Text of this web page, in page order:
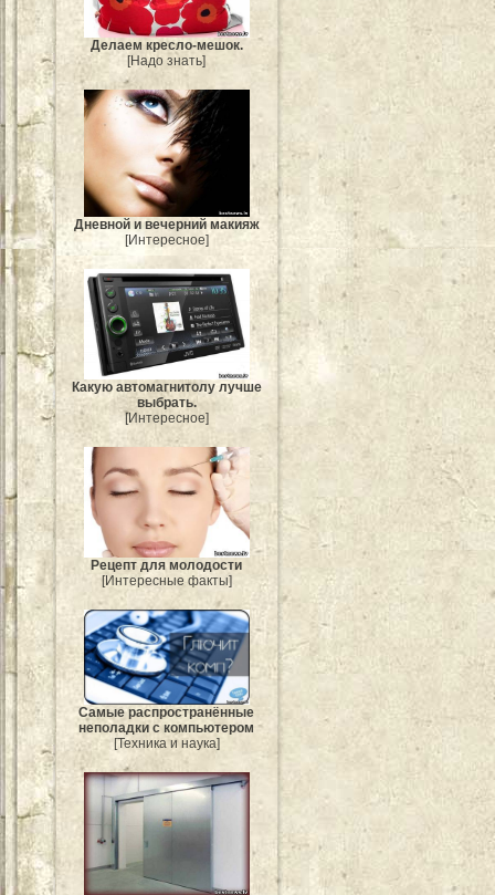
Делаем кресло-мешок.
[Надо знать]
Дневной и вечерний макияж
[Интересное]
Какую автомагнитолу лучше
выбрать.
[Интересное]
Рецепт для молодости
[Интересные факты]
Самые распространённые
неполадки с компьютером
[Техника и наука]